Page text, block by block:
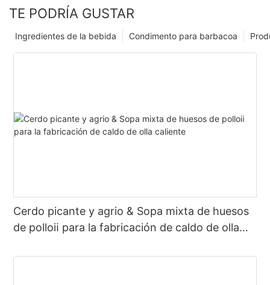
TE PODRÍA GUSTAR
Condimento para barbacoa
Ingredientes de la bebida
Cerdo picante y agrio & Sopa mixta de huesos
de polloⅱ para la fabricación de caldo de olla